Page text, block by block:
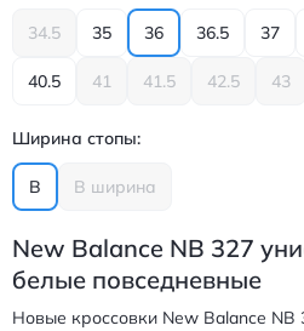
34.5 35 36 36.5 37
40.5 41 41.5 42.5 43
Ширина стопы:
B B ширина
New Balance NB 327
белые повседневные
Новые кроссовки New Balance NB